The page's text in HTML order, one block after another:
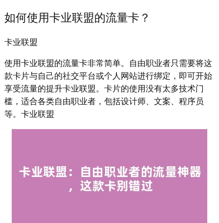
如何使用卡业联盟的流量卡？
卡业联盟
使用卡业联盟的流量卡非常简单。自由职业者只需要将这
款卡片与自己的社交平台或个人网站进行绑定，即可开始
享受流量的提升卡业联盟。卡片的使用没有太多技术门
槛，适合各类自由职业者，包括设计师、文案、程序员
等。卡业联盟